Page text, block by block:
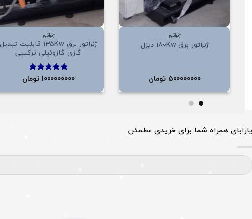
+
ژنراتور
ژنراتور برق 180Kw دیزل
500000000 تومان
+
ژنراتور
ژنراتور برق 135Kw قابلیت تبدیل
گازی گازوئیلی ترکیبی
امتیاز5.001000000000 تومان
یارابای همراه شما برای خریدی مطمئن